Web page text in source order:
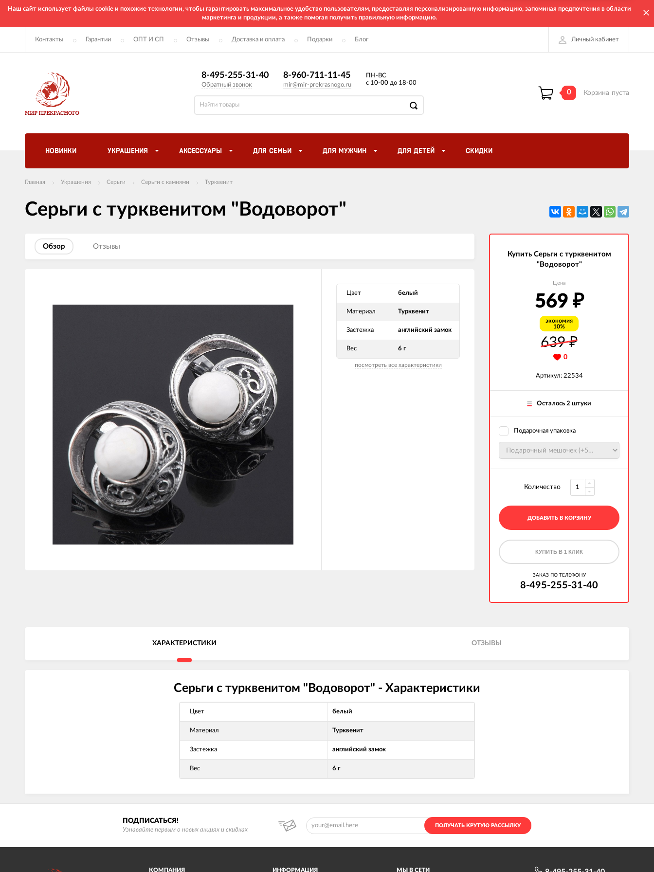
Наш сайт использует файлы cookie и похожие технологии, чтобы гарантировать максимальное удобство пользователям, предоставляя персонализированную информацию, запоминая предпочтения в области
маркетинга и продукции, а также помогая получить правильную информацию.
Контакты Гарантии ОПТ И СП Отзывы Доставка и оплата Подарки Блог Личный кабинет
8-495-255-31-40
Обратный звонок
8-960-711-11-45
mir@mir-prekrasnogo.ru
ПН-ВС
с 10-00 до 18-00
0 Корзина пуста
НОВИНКИ УКРАШЕНИЯ АКСЕССУАРЫ ДЛЯ СЕМЬИ ДЛЯ МУЖЧИН ДЛЯ ДЕТЕЙ СКИДКИ
Главная Украшения Серьги Серьги с камнями Турквенит
Серьги с турквенитом "Водоворот"
Обзор Отзывы
Цвет белый
Материал Турквенит
Застежка английский замок
Вес 6 г
посмотреть все характеристики
Купить Серьги с турквенитом
"Водоворот"
Цена
569 ₽
экономия
10%
639₽
0
Артикул: 22534
Осталось 2 штуки
Подарочная упаковка
Количество
ДОБАВИТЬ В КОРЗИНУ
КУПИТЬ В 1 КЛИК
ЗАКАЗ ПО ТЕЛЕФОНУ
8-495-255-31-40
ХАРАКТЕРИСТИКИ ОТЗЫВЫ
Серьги с турквенитом "Водоворот" - Характеристики
Цвет белый
Материал Турквенит
Застежка английский замок
Вес 6 г
ПОДПИСАТЬСЯ!
Узнавайте первым о новых акциях и скидках
ПОЛУЧАТЬ КРУТУЮ РАССЫЛКУ
КОМПАНИЯ ИНФОРМАЦИЯ МЫ В СЕТИ